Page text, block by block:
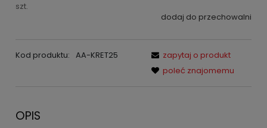
szt.
dodaj do przechowalni
Kod produktu: AA-KRET25
zapytaj o produkt
poleć znajomemu
OPIS